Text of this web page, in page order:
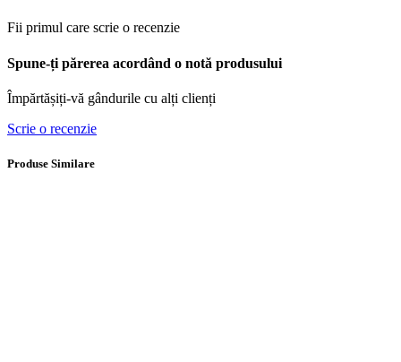
Fii primul care scrie o recenzie
Spune-ți părerea acordând o notă produsului
Împărtășiți-vă gândurile cu alți clienți
Scrie o recenzie
Produse Similare